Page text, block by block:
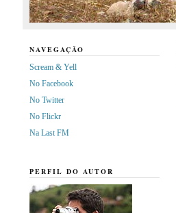
NAVEGAÇÃO
Scream & Yell
No Facebook
No Twitter
No Flickr
Na Last FM
PERFIL DO AUTOR